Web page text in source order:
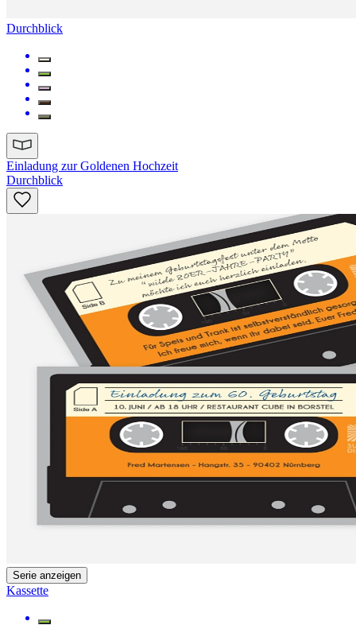
Durchblick
Einladung zur Goldenen Hochzeit
Durchblick
Serie anzeigen
Kassette